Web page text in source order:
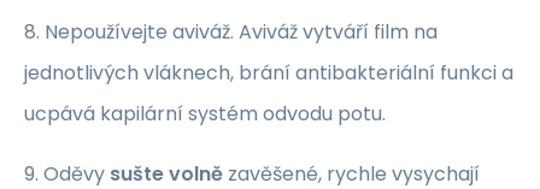
8. Nepoužívejte aviváž. Aviváž vytváří film na
jednotlivých vláknech, brání antibakteriální funkci a
ucpává kapilární systém odvodu potu.
9. Oděvy sušte volně zavěšené, rychle vysychají